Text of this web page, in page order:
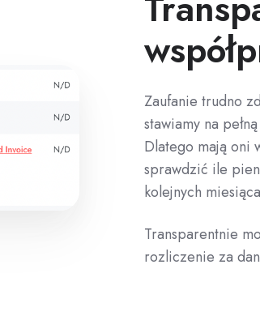
Zaufanie trudno
stawiamy na
Dlatego mają oni
sprawdzić ile
kolejnych
Transparentnie
rozliczenie za